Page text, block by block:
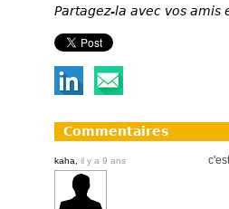
Partagez-la avec vos amis
Commentaires
kaha, il y a 9 ans